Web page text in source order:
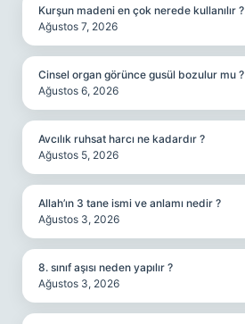
Kurşun madeni en çok nerede kullanılır ?
Ağustos 7, 2026
Cinsel organ görünce gusül bozulur mu ?
Ağustos 6, 2026
Avcılık ruhsat harcı ne kadardır ?
Ağustos 5, 2026
Allah’ın 3 tane ismi ve anlamı nedir ?
Ağustos 3, 2026
8. sınıf aşısı neden yapılır ?
Ağustos 3, 2026